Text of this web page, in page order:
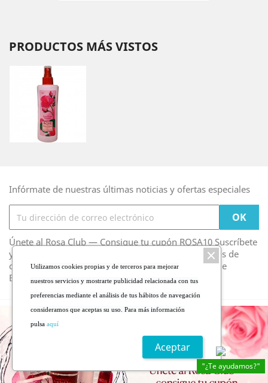
PRODUCTOS MÁS VISTOS
Infórmate de nuestras últimas noticias y ofertas especiales
Únete al Rosa Club — Consigue tu cupón ROSA10 Suscríbete
y recibe tu -10% de bienvenida. Novedades, consejos de
cuidado de piel y la cultura de la Rosa Damascena de
Bulgaria. Puedes darte de baja cuando quieras.
Utilizamos cookies propias y de terceros para mejorar
nuestros servicios y mostrarte publicidad relacionada con tus
preferencias mediante el análisis de tus hábitos de navegación
consideramos que aceptas su uso. Para más información
pulsa aquí
Aceptar
"¿Te ayudamos?"